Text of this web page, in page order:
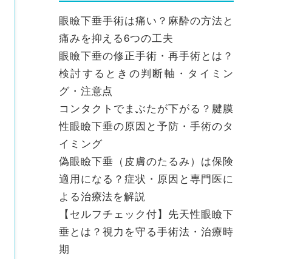
眼瞼下垂手術は痛い？麻酔の方法と
痛みを抑える6つの工夫
眼瞼下垂の修正手術・再手術とは？
検討するときの判断軸・タイミン
グ・注意点
コンタクトでまぶたが下がる？腱膜
性眼瞼下垂の原因と予防・手術のタ
イミング
偽眼瞼下垂（皮膚のたるみ）は保険
適用になる？症状・原因と専門医に
よる治療法を解説
【セルフチェック付】先天性眼瞼下
垂とは？視力を守る手術法・治療時
期